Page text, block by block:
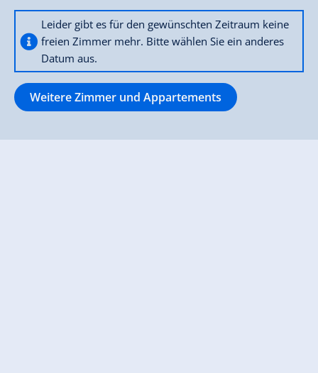
Leider gibt es für den gewünschten Zeitraum keine
freien Zimmer mehr. Bitte wählen Sie ein anderes
Datum aus.
Weitere Zimmer und Appartements